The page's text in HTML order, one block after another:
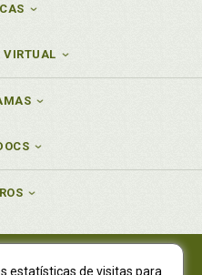
VIRTUAL
estatísticas de visitas para